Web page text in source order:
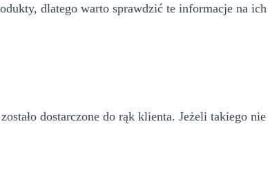
dlatego warto sprawdzić te informacje na ich
dostarczone do rąk klienta. Jeżeli takiego nie